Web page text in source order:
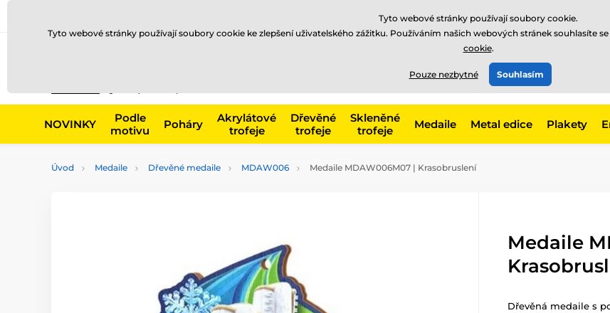
775 400 255
Zavolejte nám
NOVINKY
Podle
motivu
Poháry
Akrylátové
trofeje
Dřevěné
trofeje
Skleněné
trofeje
Medaile Metal edice Plakety
Úvod Medaile Dřevěné medaile MDAW006 Medaile MDAW006M07 | Krasobruslení
Medaile
Dřevěná medaile s
Tyto webové stránky používají soubory cookie.
Tyto webové stránky používají soubory cookie ke zlepšení uživatelského zážitku. Používáním našich webových stránek souhlasíte
cookie.
Pouze nezbytné Souhlasím